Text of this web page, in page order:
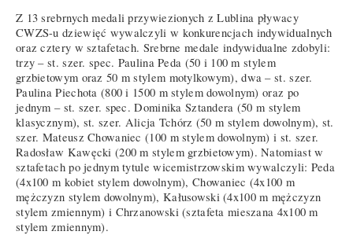
Z 13 srebrnych medali przywiezionych z Lublina pływacy
CWZS-u dziewięć wywalczyli w konkurencjach indywidualnych
oraz cztery w sztafetach. Srebrne medale indywidualne zdobyli:
trzy – st. szer. spec. Paulina Peda (50 i 100 m stylem
grzbietowym oraz 50 m stylem motylkowym), dwa – st. szer.
Paulina Piechota (800 i 1500 m stylem dowolnym) oraz po
jednym – st. szer. spec. Dominika Sztandera (50 m stylem
klasycznym), st. szer. Alicja Tchórz (50 m stylem dowolnym), st.
szer. Mateusz Chowaniec (100 m stylem dowolnym) i st. szer.
Radosław Kawęcki (200 m stylem grzbietowym). Natomiast w
sztafetach po jednym tytule wicemistrzowskim wywalczyli: Peda
(4x100 m kobiet stylem dowolnym), Chowaniec (4x100 m
mężczyzn stylem dowolnym), Kałusowski (4x100 m mężczyzn
stylem zmiennym) i Chrzanowski (sztafeta mieszana 4x100 m
stylem zmiennym).